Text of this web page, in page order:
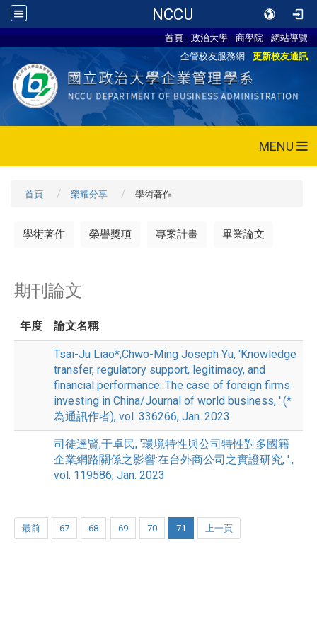
NCCU
首頁 政治大學 商學院
網站導覽
企管校友服務網
更新校友通訊
MENU
首頁 榮耀分享 學術著作
學術著作 榮譽獎項 專案計畫 畢業論文
期刊論文
年度 論文名稱
Tsai-Ju Liao*;Chwo-Ming Joseph Yu, 'Knowledge
transfer, regulatory support, legitimacy, and
financial performance: The case of foreign firms
investing in China/Journal of world business, '.(*
為通訊作者), vol. 336266, Jan. 2023
司徒達賢;于卓民, '環境特性與公司特性對多國籍
企業網路關係之影響:在台外商公司之實證研究, '.,
vol. 119586, Jan. 2023
最前 67 68 69 70 71 上一頁